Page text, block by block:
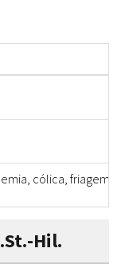
cólica, friagem
Hil.